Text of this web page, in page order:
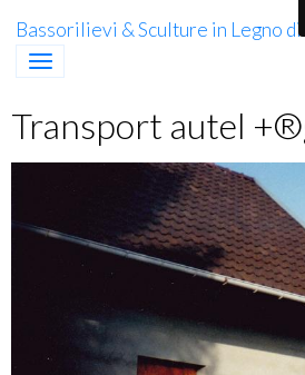
Bassorilievi & Sculture in Legno
Transport autel